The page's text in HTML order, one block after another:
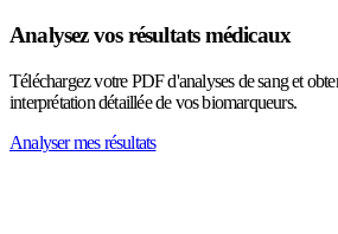
Analysez vos résultats médicaux
Téléchargez votre PDF d'analyses de sang et
interprétation détaillée de vos biomarqueurs.
Analyser mes résultats